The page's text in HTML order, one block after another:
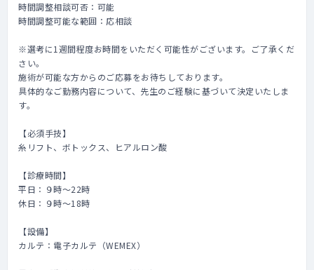
時間調整相談可否：可能
時間調整可能な範囲：応相談
※選考に1週間程度お時間をいただく可能性がございます。ご了承くだ
さい。
施術が可能な方からのご応募をお待ちしております。
具体的なご勤務内容について、先生のご経験に基づいて決定いたしま
す。
【必須手技】
糸リフト、ボトックス、ヒアルロン酸
【診療時間】
平日：９時～22時
休日：９時～18時
【設備】
カルテ：電子カルテ（WEMEX）